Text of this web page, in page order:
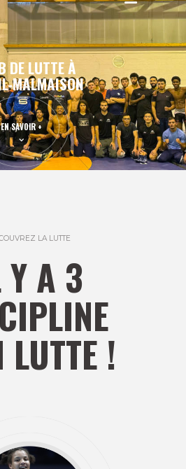
DE LUTTE À
MALMAISON
EN SAVOIR +
LA LUTTE
A 3
LUTTE !